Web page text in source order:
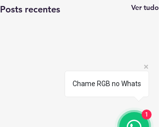
Posts recentes Ver tudo
Chame RGB no Whats
1